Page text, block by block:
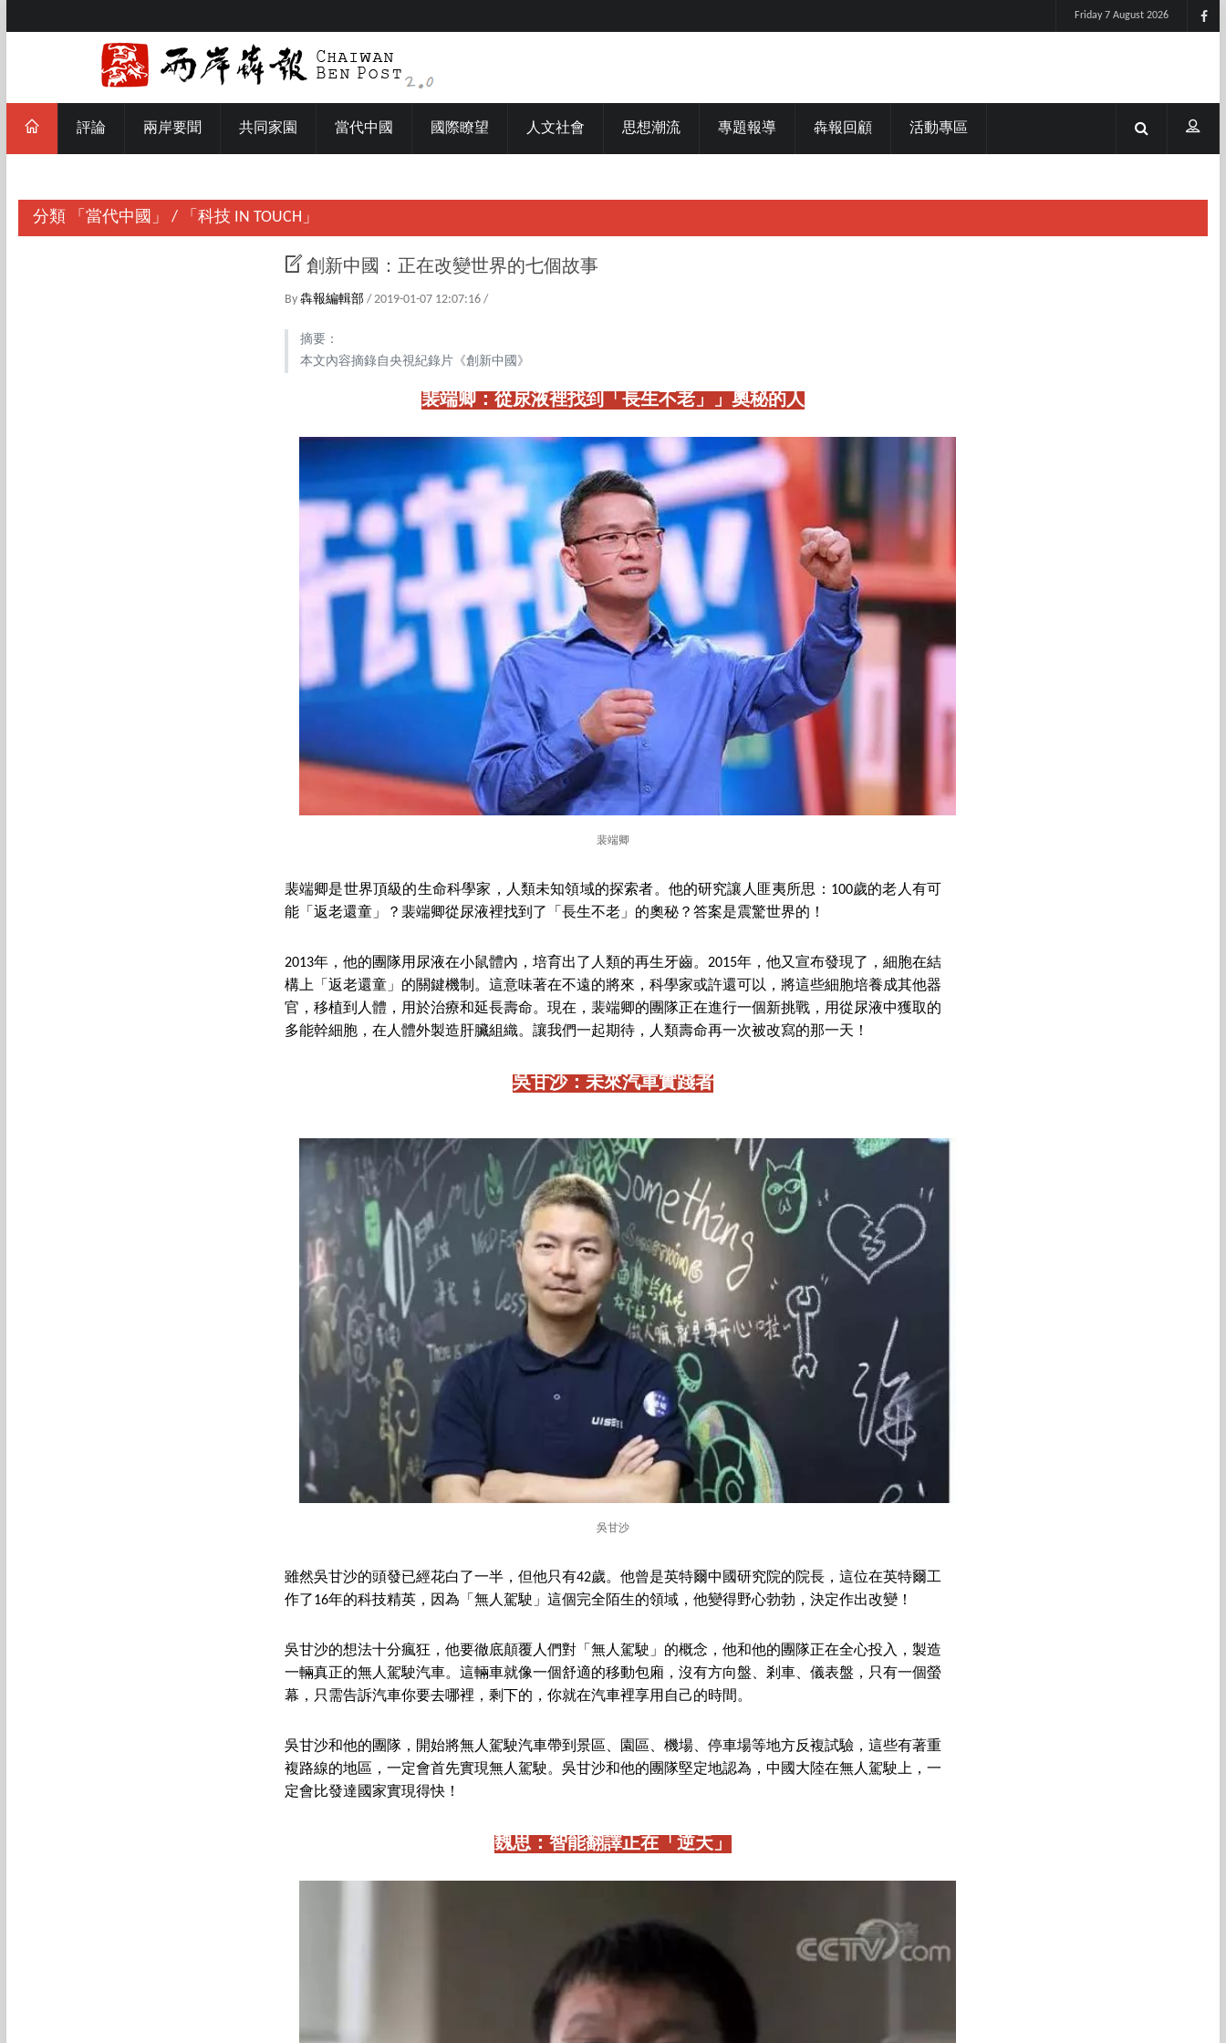
Friday 7 August 2026
評論 兩岸要聞 共同家園 當代中國 國際瞭望 人文社會 思想潮流 專題報導 犇報回顧 活動專區
分類 「當代中國」 / 「科技 IN TOUCH」
創新中國：正在改變世界的七個故事
By 犇報編輯部 / 2019-01-07 12:07:16 /
摘要：
本文內容摘錄自央視紀錄片《創新中國》
裴端卿：從尿液裡找到「長生不老」」奧秘的人
裴端卿
裴端卿是世界頂級的生命科學家，人類未知領域的探索者。他的研究讓人匪夷所思：100歲的老人有可
能「返老還童」？裴端卿從尿液裡找到了「長生不老」的奧秘？答案是震驚世界的！
2013年，他的團隊用尿液在小鼠體內，培育出了人類的再生牙齒。2015年，他又宣布發現了，細胞在結
構上「返老還童」的關鍵機制。這意味著在不遠的將來，科學家或許還可以，將這些細胞培養成其他器
官，移植到人體，用於治療和延長壽命。現在，裴端卿的團隊正在進行一個新挑戰，用從尿液中獲取的
多能幹細胞，在人體外製造肝臟組織。讓我們一起期待，人類壽命再一次被改寫的那一天！
吳甘沙：未來汽車實踐者
吳甘沙
雖然吳甘沙的頭發已經花白了一半，但他只有42歲。他曾是英特爾中國研究院的院長，這位在英特爾工
作了16年的科技精英，因為「無人駕駛」這個完全陌生的領域，他變得野心勃勃，決定作出改變！
吳甘沙的想法十分瘋狂，他要徹底顛覆人們對「無人駕駛」的概念，他和他的團隊正在全心投入，製造
一輛真正的無人駕駛汽車。這輛車就像一個舒適的移動包廂，沒有方向盤、剎車、儀表盤，只有一個螢
幕，只需告訴汽車你要去哪裡，剩下的，你就在汽車裡享用自己的時間。
吳甘沙和他的團隊，開始將無人駕駛汽車帶到景區、園區、機場、停車場等地方反複試驗，這些有著重
複路線的地區，一定會首先實現無人駕駛。吳甘沙和他的團隊堅定地認為，中國大陸在無人駕駛上，一
定會比發達國家實現得快！
魏思：智能翻譯正在「逆天」